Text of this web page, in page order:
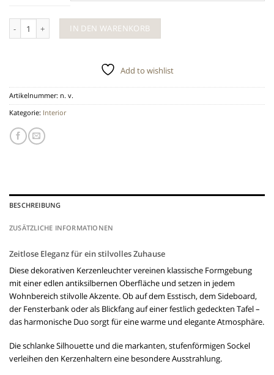
Kerzenleuchter in 2 Größen im antiksilbernen Landhausstil Menge
IN DEN WARENKORB
Add to wishlist
Artikelnummer: n. v.
Kategorie: Interior
BESCHREIBUNG
ZUSÄTZLICHE INFORMATIONEN
Zeitlose Eleganz für ein stilvolles Zuhause
Diese dekorativen Kerzenleuchter vereinen klassische Formgebung
mit einer edlen antiksilbernen Oberfläche und setzen in jedem
Wohnbereich stilvolle Akzente. Ob auf dem Esstisch, dem Sideboard,
der Fensterbank oder als Blickfang auf einer festlich gedeckten Tafel –
das harmonische Duo sorgt für eine warme und elegante Atmosphäre.
Die schlanke Silhouette und die markanten, stufenförmigen Sockel
verleihen den Kerzenhaltern eine besondere Ausstrahlung.